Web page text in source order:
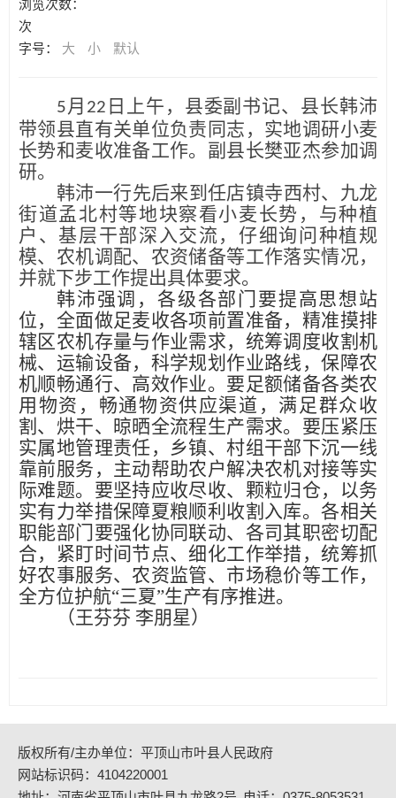
浏览次数：
次
字号： 大 小 默认
5月 22 日上午，县委副书记、县长韩沛
带领县直有关单位负责同志，实地调研小麦
长势和麦收准备工作。副县长樊亚杰参加调
研。
韩沛一行先后来到任店镇寺西村、九龙
街道孟北村等地块察看小麦长势，与种植
户、基层干部深入交流，仔细询问种植规
模、农机调配、农资储备等工作落实情况，
并就下步工作提出具体要求。
韩沛强调，各级各部门要提高思想站
位，全面做足麦收各项前置准备，精准摸排
辖区农机存量与作业需求，统筹调度收割机
械、运输设备，科学规划作业路线，保障农
机顺畅通行、高效作业。要足额储备各类农
用物资，畅通物资供应渠道，满足群众收
割、烘干、晾晒全流程生产需求。要压紧压
实属地管理责任，乡镇、村组干部下沉一线
靠前服务，主动帮助农户解决农机对接等实
际难题。要坚持应收尽收、颗粒归仓，以务
实有力举措保障夏粮顺利收割入库。各相关
职能部门要强化协同联动、各司其职密切配
合，紧盯时间节点、细化工作举措，统筹抓
好农事服务、农资监管、市场稳价等工作，
全方位护航“三夏”生产有序推进。
（王芬芬 李朋星）
版权所有/主办单位：平顶山市叶县人民政府
网站标识码：4104220001